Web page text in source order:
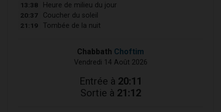
13:38 Heure de milieu du jour
20:37 Coucher du soleil
21:19 Tombée de la nuit
Chabbath Choftim
Vendredi 14 Août 2026
Entrée à 20:11
Sortie à 21:12